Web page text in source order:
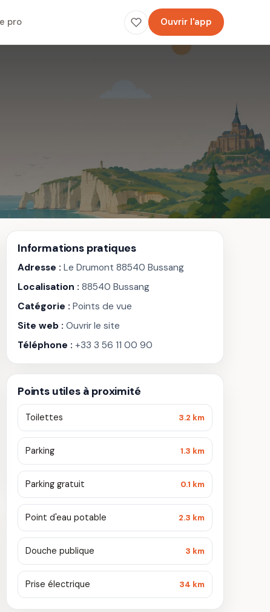
pro Ouvrir l'app
Informations pratiques
Adresse : Le Drumont 88540 Bussang
Localisation : 88540 Bussang
Catégorie : Points de vue
Site web : Ouvrir le site
Téléphone : +33 3 56 11 00 90
Points utiles à proximité
Toilettes 3.2 km
Parking 1.3 km
Parking gratuit 0.1 km
Point d'eau potable 2.3 km
Douche publique 3 km
Prise électrique 34 km